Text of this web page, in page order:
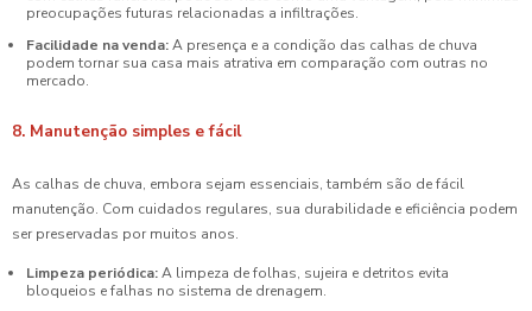
preocupações futuras relacionadas a infiltrações.
Facilidade na venda:A presença e a condição das calhas de chuva
podem tornar sua casa mais atrativa em comparação com outras no
mercado.
8. Manutenção simples e fácil
As calhas de chuva, embora sejam essenciais, também são de fácil
manutenção. Com cuidados regulares, sua durabilidade e eficiência podem
ser preservadas por muitos anos.
Limpeza periódica:A limpeza de folhas, sujeira e detritos evita
bloqueios e falhas no sistema de drenagem.